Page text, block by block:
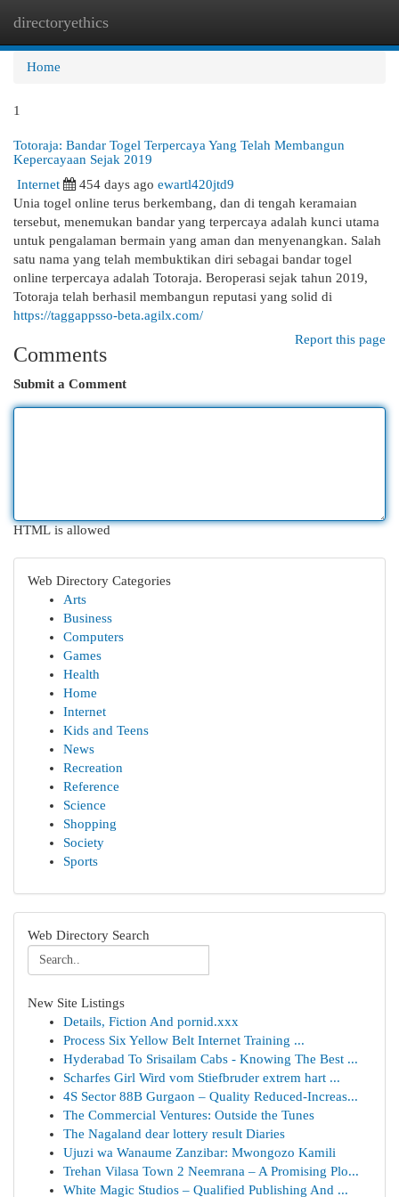
directoryethics
Home
1
Totoraja: Bandar Togel Terpercaya Yang Telah Membangun
Kepercayaan Sejak 2019
Internet
454 days ago ewartl420jtd9
Unia togel online terus berkembang, dan di tengah keramaian
tersebut, menemukan bandar yang terpercaya adalah kunci utama
untuk pengalaman bermain yang aman dan menyenangkan. Salah
satu nama yang telah membuktikan diri sebagai bandar togel
online terpercaya adalah Totoraja. Beroperasi sejak tahun 2019,
Totoraja telah berhasil membangun reputasi yang solid di
https://taggappsso-beta.agilx.com/
Report this page
Comments
Submit a Comment
HTML is allowed
Web Directory Categories
Arts
Business
Computers
Games
Health
Home
Internet
Kids and Teens
News
Recreation
Reference
Science
Shopping
Society
Sports
Web Directory Search
New Site Listings
Details, Fiction And pornid.xxx
Process Six Yellow Belt Internet Training ...
Hyderabad To Srisailam Cabs - Knowing The Best ...
Scharfes Girl Wird vom Stiefbruder extrem hart ...
4S Sector 88B Gurgaon – Quality Reduced-Increas...
The Commercial Ventures: Outside the Tunes
The Nagaland dear lottery result Diaries
Ujuzi wa Wanaume Zanzibar: Mwongozo Kamili
Trehan Vilasa Town 2 Neemrana – A Promising Plo...
White Magic Studios – Qualified Publishing And ...